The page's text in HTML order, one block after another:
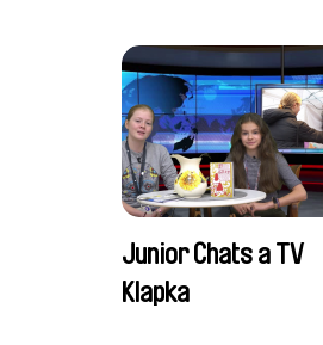
Junior Chats a TV
Klapka